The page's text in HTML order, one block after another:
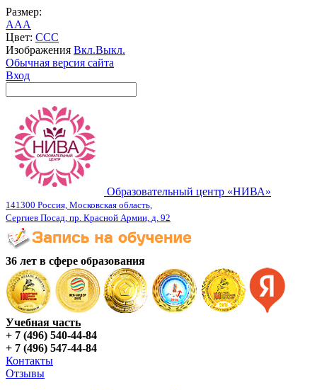
Размер:
AAA
Цвет: CCC
Изображения Вкл.Выкл.
Обычная версия сайта
Вход
Образовательный центр «НИВА»
141300 Россия, Московская область,
Сергиев Посад, пр. Красной Армии, д. 92
36 лет в сфере образования
Учебная часть
+ 7 (496) 540-44-84
+ 7 (496) 547-44-84
Контакты
Отзывы